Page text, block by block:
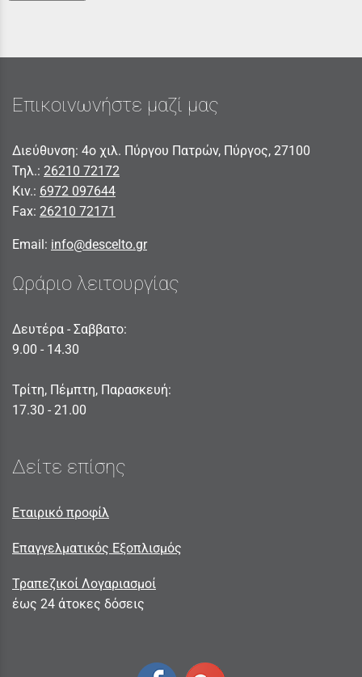
Επικοινωνήστε μαζί μας
Διεύθυνση: 4ο χιλ. Πύργου Πατρών, Πύργος, 27100
Τηλ.: 26210 72172
Κιν.: 6972 097644
Fax: 26210 72171
Email: info@descelto.gr
Ωράριο λειτουργίας
Δευτέρα - Σαββατο:
9.00 - 14.30
Τρίτη, Πέμπτη, Παρασκευή:
17.30 - 21.00
Δείτε επίσης
Εταιρικό προφίλ
Επαγγελματικός Εξοπλισμός
Τραπεζικοί Λογαριασμοί
έως 24 άτοκες δόσεις